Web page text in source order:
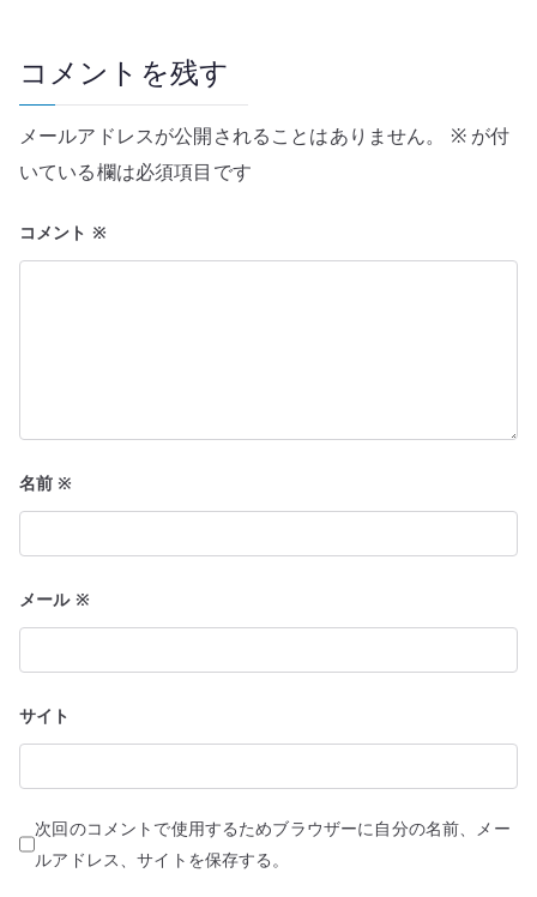
ー
シ
ョ
ン
コメントを残す
メールアドレスが公開されることはありません。 ※が付
いている欄は必須項目です
コメント ※
名前※
メール ※
サイト
次回のコメントで使用するためブラウザーに自分の名前、メー
ルアドレス、サイトを保存する。